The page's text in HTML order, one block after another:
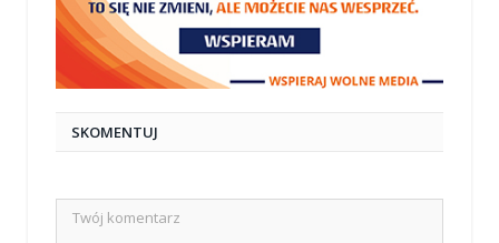
SKOMENTUJ